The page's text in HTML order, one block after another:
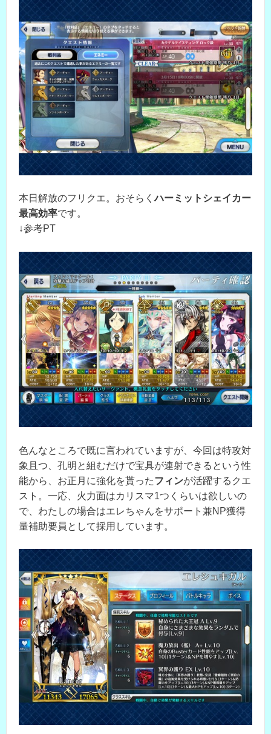
本日解放のフリクエ。おそらくハーミットシェイカー
最高効率です。
↓参考PT
色んなところで既に言われていますが、今回は特攻対
象且つ、孔明と組むだけで宝具が連射できるという性
能から、お正月に強化を貰ったフィンが活躍するクエ
スト。一応、火力面はカリスマ1つくらいは欲しいの
で、わたしの場合はエレちゃんをサポート兼NP獲得
量補助要員として採用しています。